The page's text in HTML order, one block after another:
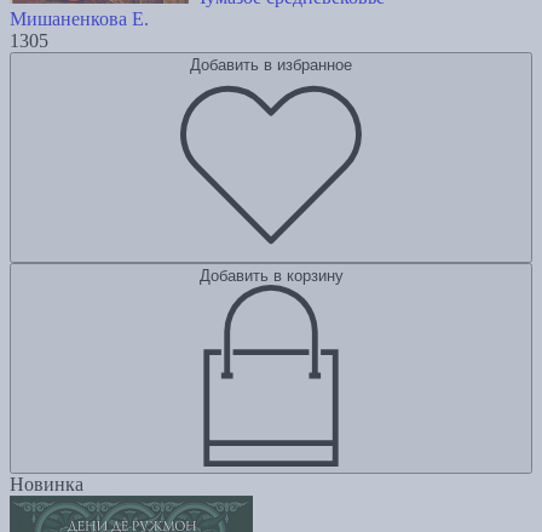
Мишаненкова Е.
1305
Добавить в избранное
Добавить в корзину
Новинка